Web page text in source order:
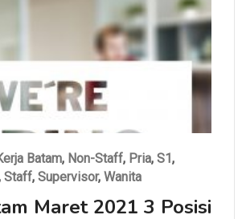
Batam, Non-Staff, Pria, S1,
Staff, Supervisor, Wanita
Maret 2021 3 Posisi